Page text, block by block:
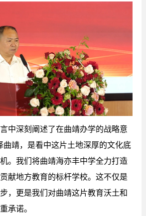
中深刻阐述了在曲靖办学的战略意
曲靖，是看中这片土地深厚的文化底
。我们将曲靖海亦丰中学全力打造
献地方教育的标杆学校。这不仅是
，更是我们对曲靖这片教育沃土和
承诺。